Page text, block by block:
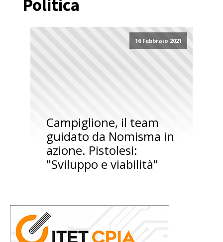
Politica
16 Febbraio 2021
Campiglione, il team
guidato da Nomisma in
azione. Pistolesi:
"Sviluppo e viabilità"